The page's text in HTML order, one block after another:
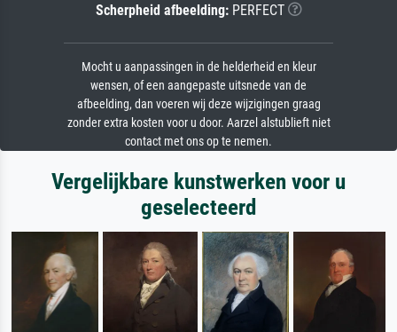
Scherpheid afbeelding:PERFECT
Mocht u aanpassingen in de helderheid en kleur
wensen, of een aangepaste uitsnede van de
afbeelding, dan voeren wij deze wijzigingen graag
zonder extra kosten voor u door. Aarzel alstublieft niet
contact met ons op te nemen.
Vergelijkbare kunstwerken voor u
geselecteerd